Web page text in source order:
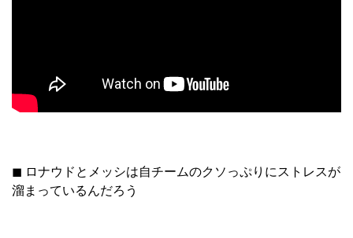
◼︎ ロナウドとメッシは自チームのクソっぷりにストレスが
溜まっているんだろう